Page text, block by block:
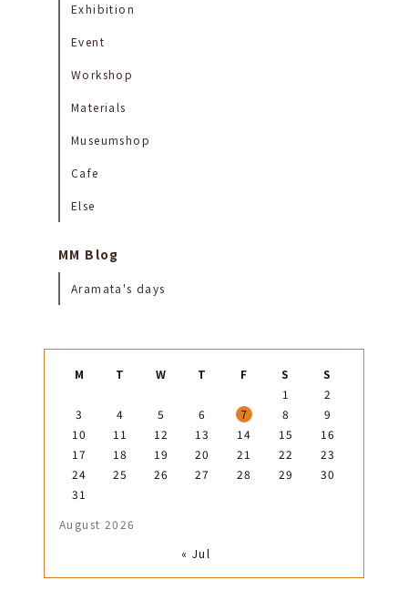
Exhibition
Event
Workshop
Materials
Museumshop
Cafe
Else
MM Blog
Aramata's days
August 2026
M T W T F S
S
1
2
3
4 5 6 7 8
9
10
11 12 13 14 15
16
17
18 19 20 21 22
23
24
25 26 27 28 29
30
31
« Jul